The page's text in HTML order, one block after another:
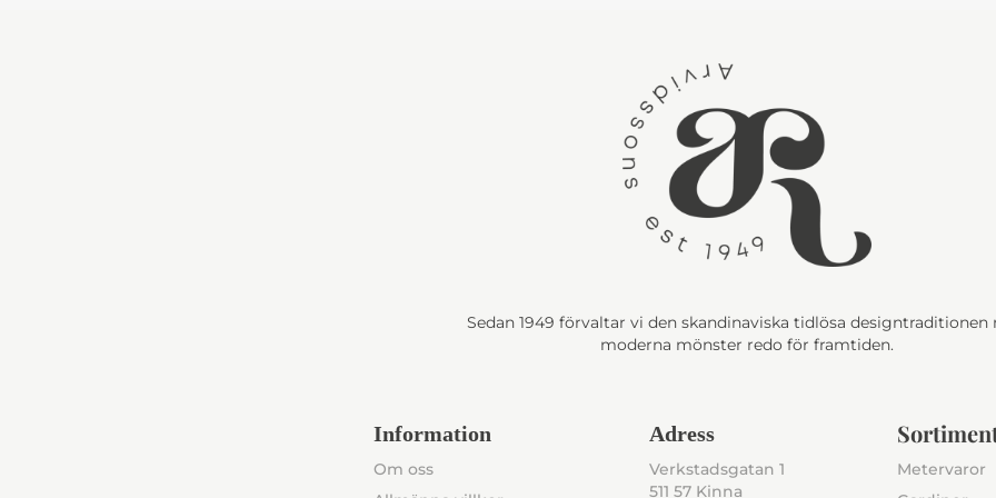
Sedan 1949 förvaltar vi den skandinaviska tidlösa designtraditionen
moderna mönster redo för framtiden.
Information
Om oss
Adress
Verkstadsgatan 1
511 57 Kinna
Metervaror